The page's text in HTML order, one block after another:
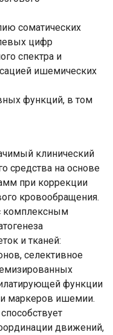
соматических
цифр
спектра и
ишемических
функций, в том
клинический
средства на основе
при коррекции
кровообращения.
комплексным
и тканей:
селективное
функции
маркеров ишемии.
движений,